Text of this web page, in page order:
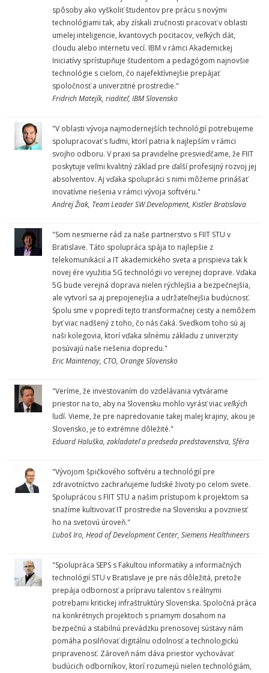
spôsoby ako vyškoliť študentov pre prácu s novými
technológiami tak, aby získali zručnosti pracovať v oblasti
umelej inteligencie, kvantovych pocitacov, veľkých dát,
cloudu alebo internetu vecí. IBM v rámci Akademickej
Iniciatívy sprístupňuje študentom a pedagógom najnovšie
technológie s cieľom, čo najefektívnejšie prepájať
spoločnosť a univerzitné prostredie."
Fridrich Matejík, riaditeľ, IBM Slovensko
"V oblasti vývoja najmodernejších technológií potrebujeme
spolupracovať s ľuďmi, ktorí patria k najlepším v rámci
svojho odboru. V praxi sa pravidelne presviedčame, že FIIT
poskytuje veľmi kvalitný základ pre ďalší profesijný rozvoj jej
absolventov. Aj vďaka spolupráci s nimi môžeme prinášať
inovatívne riešenia v rámci vývoja softvéru."
Andrej Žiak, Team Leader SW Development, Kistler Bratislava
"Som nesmierne rád za naše partnerstvo s FIIT STU v
Bratislave. Táto spolupráca spája to najlepšie z
telekomunikácií a IT akademického sveta a prispieva tak k
novej ére využitia 5G technológii vo verejnej doprave. Vďaka
5G bude verejná doprava nielen rýchlejšia a bezpečnejšia,
ale vytvorí sa aj prepojenejšia a udržateľnejšia budúcnosť.
Spolu sme v popredí tejto transformačnej cesty a nemôžem
byť viac nadšený z toho, čo nás čaká. Svedkom toho sú aj
naši kolegovia, ktorí vďaka silnému základu z univerzity
posúvajú naše riešenia dopredu."
Eric Maintenay, CTO, Orange Slovensko
"Veríme, že investovaním do vzdelávania vytvárame
priestor na to, aby na Slovensku mohlo vyrásť viacveľkých
ľudí. Vieme, že pre napredovanie takej malej krajiny, akou je
Slovensko, je to extrémne dôležité."
Eduard Haluška, zakladateľ a predseda predstavenstva, Sféra
"Vývojom špičkového softvéru a technológií pre
zdravotníctvo zachraňujeme ľudské životy po celom svete.
Spoluprácou s FIIT STU a našim prístupom k projektom sa
snažíme kultivovať IT prostredie na Slovensku a povzniesť
ho na svetovú úroveň."
Ľuboš Iro, Head of Development Center, Siemens Healthineers
"Spolupráca SEPS s Fakultou informatiky a informačných
technológií STU v Bratislave je pre nás dôležitá, pretože
prepája odbornosť a prípravu talentov s reálnymi
potrebami kritickej infraštruktúry Slovenska. Spoločná práca
na konkrétnych projektoch s priamym dosahom na
bezpečnú a stabilnú prevádzku prenosovej sústavy nám
pomáha posilňovať digitálnu odolnosť a technologickú
pripravenosť. Zároveň nám dáva priestor vychovávať
budúcich odborníkov, ktorí rozumejú nielen technológiám,